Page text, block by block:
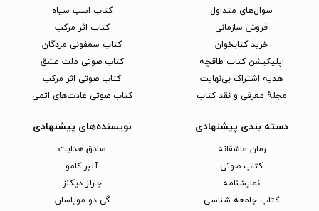
سوال‌های متداول
فروش سازمانی
خرید کتابخوان
اپلیکیشن کتاب طاقچه
هدیه اشتراک بی‌نهایت
مجلهٔ معرفی و نقد کتاب
کتاب اسب سیاه
کتاب اثر مرکب
کتاب سمفونی مردگان
کتاب صوتی ملت عشق
کتاب صوتی اثر مرکب
کتاب صوتی عادت‌های اتمی
دسته بندی پیشنهادی
رمان عاشقانه
کتاب‌ صوتی
نمایشنامه
کتاب جامعه شناسی
نویسنده‌های پیشنهادی
صادق هدایت
آلبر کامو
چارلز دیکنز
گی دو موپاسان